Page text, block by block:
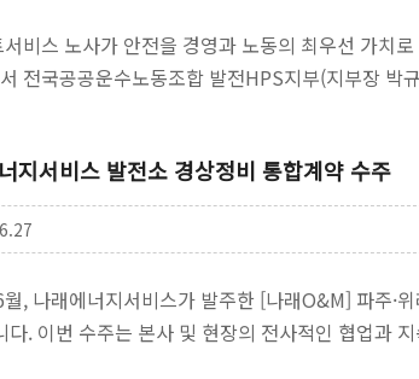
비스 노사가 안전을 경영과 노동의 최우선 가치
전국공공운수노동조합 발전HPS지부(지부장 박
지서비스 발전소 경상정비 통합계약 수주
, 나래에너지서비스가 발주한 [나래O&M] 파주·
. 이번 수주는 본사 및 현장의 전사적인 협업과